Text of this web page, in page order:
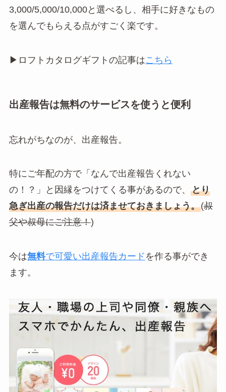
3,000/5,000/10,000と選べるし、相手に好きなもの
を選んでもらえる点がすごく楽です。
▶︎ロフトカタログギフトの記事はこちら
出産報告は無料のサービスを使うと便利
忘れがちなのが、出産報告。
特にご年配の方で「なんで出産報告くれない
の！？」と因縁をつけてくる事があるので、 とり
急ぎ出産の報告だけは済ませておきましょう。(叔
父や叔母にご注意！)
今は無料で可愛い出産報告カード を作る事ができ
ます。